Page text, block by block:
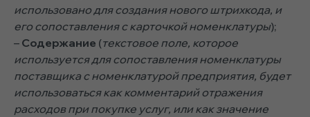
использовано для создания нового штрихкода, и
его сопоставления с карточкой номенклатуры);
– Содержание (текстовое поле, которое
используется для сопоставления номенклатуры
поставщика с номенклатурой предприятия, будет
использоваться как комментарий отражения
расходов при покупке услуг, или как значение